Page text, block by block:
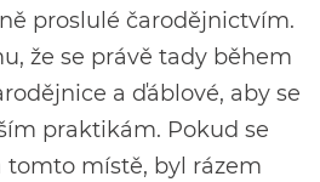
proslulé čarodějnictvím.
že se právě tady během
a ďáblové, aby se
praktikám. Pokud se
tomto místě, byl rázem